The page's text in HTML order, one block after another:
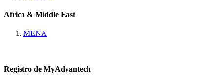
Africa & Middle East
MENA
Registro de MyAdvantech